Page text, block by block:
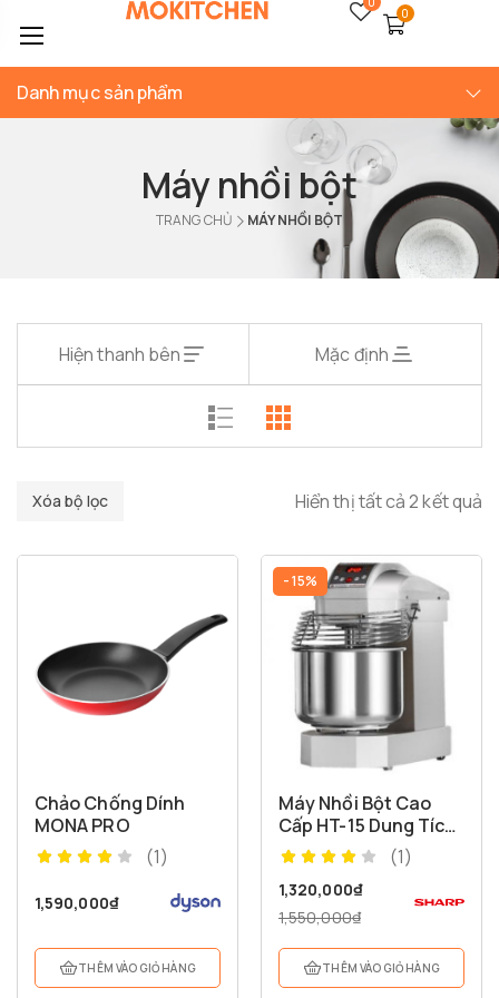
0
Danh mục sản phẩm
Máy nhồi bột
TRANG CHỦ MÁY NHỒI BỘT
Hiện thanh bên Mặc định
Xóa bộ lọc Hiển thị tất cả 2 kết quả
Chảo Chống Dính
MONA PRO
(1)
1,590,000₫
THÊM VÀO GIỎ HÀNG
- 15%
Máy Nhồi Bột Cao
Cấp HT-15 Dung Tích
15 Lít
(1)
1,550,000₫
1,320,000₫
THÊM VÀO GIỎ HÀNG